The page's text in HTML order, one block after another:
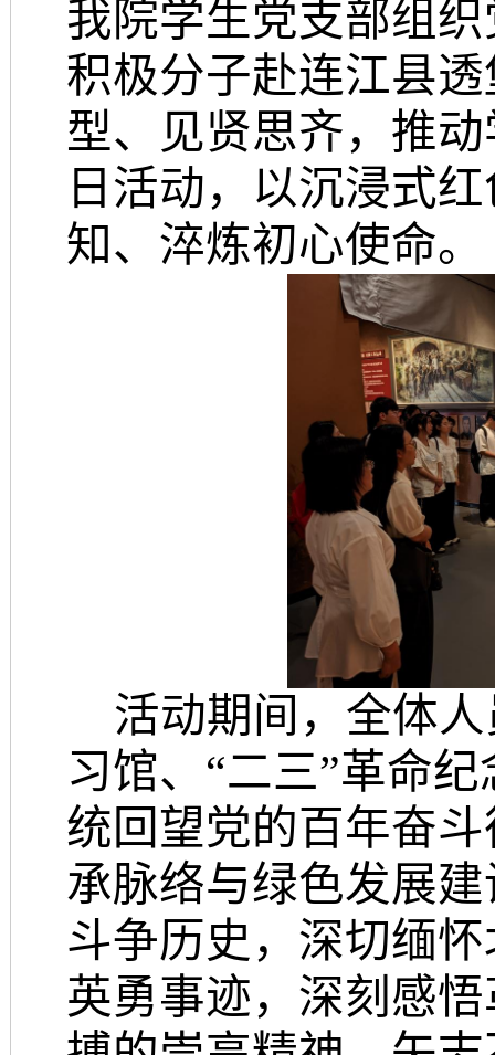
我院学生党支部组
积极分子赴连江县
型、见贤思齐，推
日活动，以沉浸式
知、淬炼初心使命。
活动期间，全体
习馆、 “二三”革命
统回望党的百年奋
承脉络与绿色发展
斗争历史，深切缅
英勇事迹，深刻感